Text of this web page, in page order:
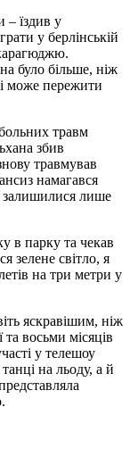
– їздив у
у берлінській
було більше, ніж
може пережити
травм
збив
травмував
намагався
залишилися лише
в парку та чекав
зелене світло, я
на три метри у
яскравішим, ніж
восьми місяців
у телешоу
на льоду, а й